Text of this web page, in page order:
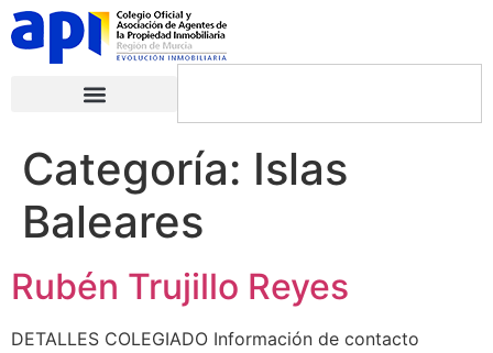
Categoría: Islas
Baleares
Rubén Trujillo Reyes
DETALLES COLEGIADO Información de contacto